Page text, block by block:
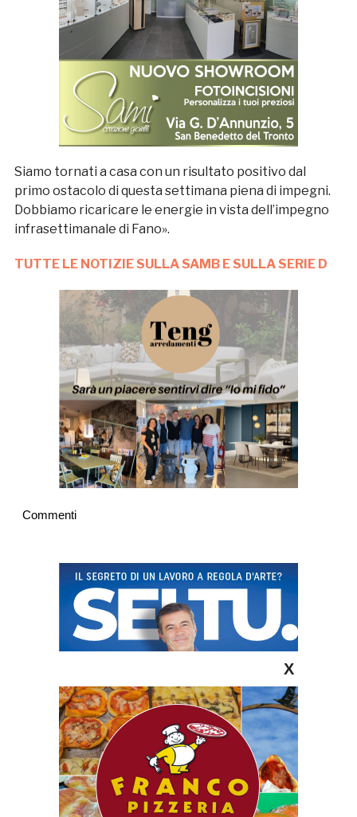
Siamo tornati a casa con un risultato positivo dal
primo ostacolo di questa settimana piena di impegni.
Dobbiamo ricaricare le energie in vista dell’impegno
infrasettimanale di Fano».
TUTTE LE NOTIZIE SULLA SAMB E SULLA SERIE D
Commenti
X